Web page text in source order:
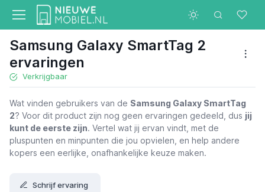
Samsung Galaxy SmartTag 2
ervaringen
Verkrijgbaar
Wat vinden gebruikers van de Samsung Galaxy SmartTag
2? Voor dit product zijn nog geen ervaringen gedeeld, dus jij
kunt de eerste zijn. Vertel wat jij ervan vindt, met de
pluspunten en minpunten die jou opvielen, en help andere
kopers een eerlijke, onafhankelijke keuze maken.
Schrijf ervaring